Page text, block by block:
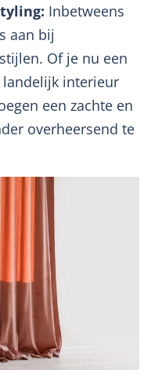
Inbetweens
aan bij
Of je nu een
interieur
een zachte en
overheersend te